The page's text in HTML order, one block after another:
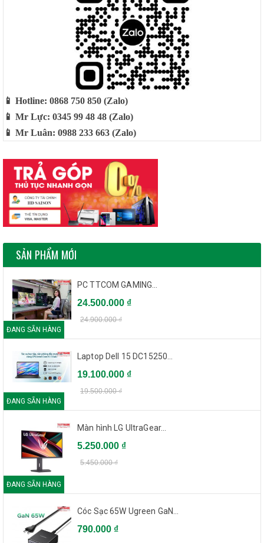
📱 Hotline: 0868 750 850 (Zalo)
📱 Mr Lực: 0345 99 48 48 (Zalo)
📱 Mr Luân: 0988 233 663 (Zalo)
SẢN PHẨM MỚI
ĐANG SẴN HÀNG
PC TTCOM GAMING...
24.500.000 ₫
24.900.000 ₫
ĐANG SẴN HÀNG
Laptop Dell 15 DC15250...
19.100.000 ₫
19.500.000 ₫
ĐANG SẴN HÀNG
Màn hình LG UltraGear...
5.250.000 ₫
5.450.000 ₫
Cóc Sạc 65W Ugreen GaN...
790.000 ₫